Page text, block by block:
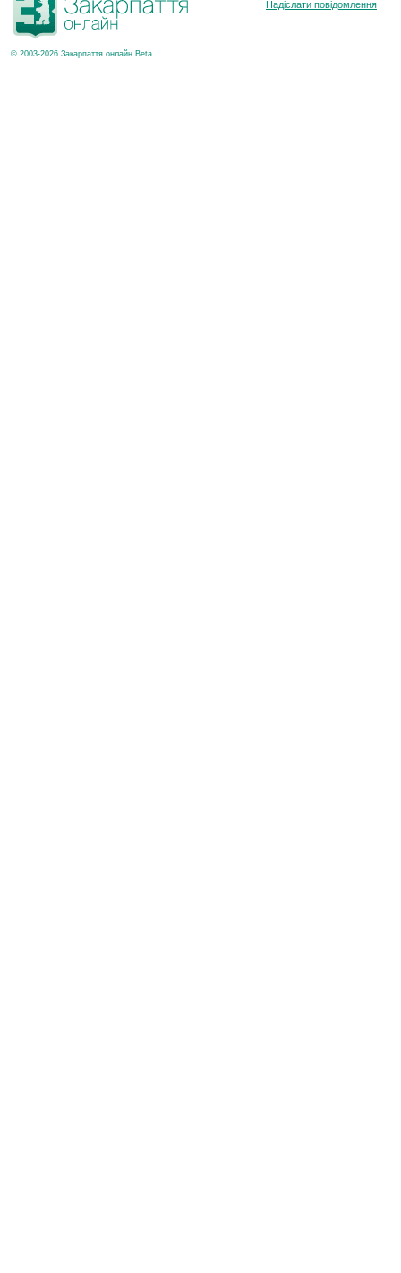
© 2003-2026 Закарпаття онлайн Beta
Надіслати повідомлення